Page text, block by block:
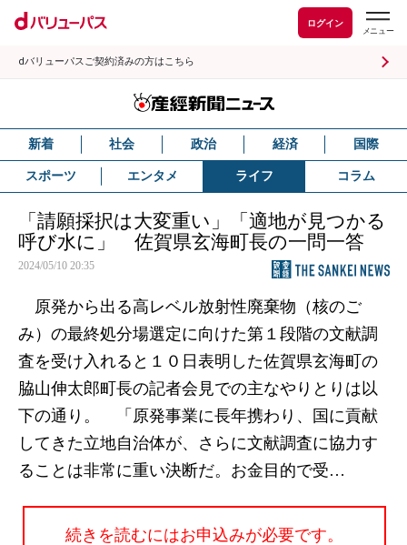
ログイン
dバリューパスご契約済みの方はこちら
新着 社会 政治 経済 国際
スポーツ エンタメ ライフ コラム
「請願採択は大変重い」「適地が見つかる
呼び水に」 佐賀県玄海町長の一問一答
2024/05/10 20:35
原発から出る高レベル放射性廃棄物（核のご
み）の最終処分場選定に向けた第１段階の文献調
査を受け入れると１０日表明した佐賀県玄海町の
脇山伸太郎町長の記者会見での主なやりとりは以
下の通り。 「原発事業に長年携わり、国に貢献
してきた立地自治体が、さらに文献調査に協力す
ることは非常に重い決断だ。お金目的で受…
続きを読むにはお申込みが必要です。